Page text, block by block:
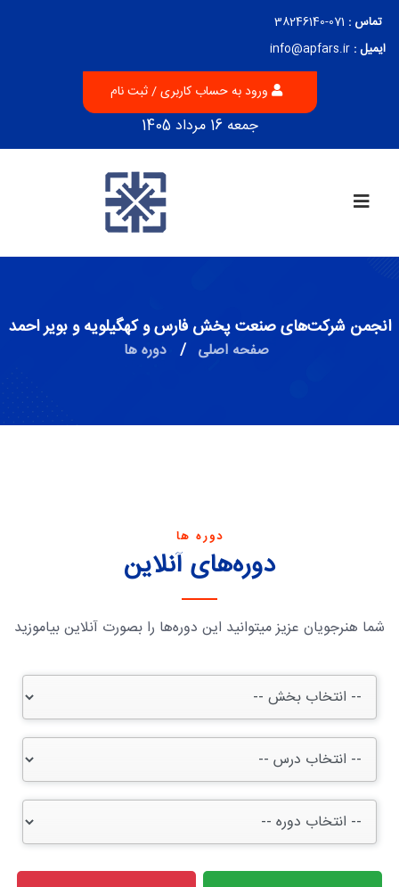
تماس : 071-38246140
ایمیل : info@apfars.ir
ورود به حساب کاربری / ثبت نام
جمعه 16 مرداد 1405
انجمن شرکت‌های صنعت پخش فارس و کهگیلویه و بویر احمد
صفحه اصلی / دوره ها
دوره ها
دوره‌های آنلاین
شما هنرجویان عزیز میتوانید این دوره‌ها را بصورت آنلاین بیاموزید